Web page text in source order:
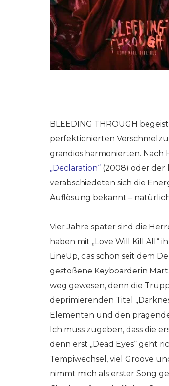
BLEEDING THROUGH
perfektionierten
grandios harmonierten. Nach
„Declaration“ (2008) oder
verabschiedeten sich die
Auflösung bekannt –
Vier Jahre später sind die
haben mit „Love Will Kill All“
LineUp, das schon seit dem
gestoßene Keyboarderin
weg gewesen, denn die
deprimierenden Titel
Elementen und den
Ich muss zugeben, dass die
denn erst „Dead Eyes“ geht
Tempiwechsel, viel Groove
nimmt mich als erster Song